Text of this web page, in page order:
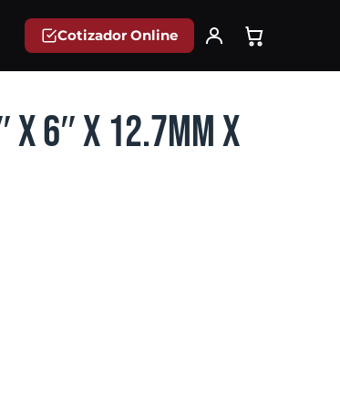
x 6″ x 12.7mm x
Cotizador Online